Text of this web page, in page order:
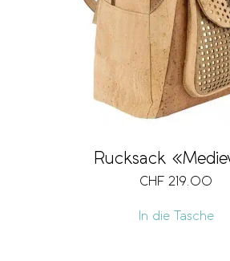
Rucksack
CHF 219.00
In die Tasche